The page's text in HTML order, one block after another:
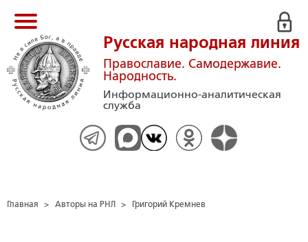
Русская народная линия
Православие. Самодержавие.
Народность.
Информационно-аналитическая
служба
Главная > Авторы на РНЛ > Григорий Кремнев